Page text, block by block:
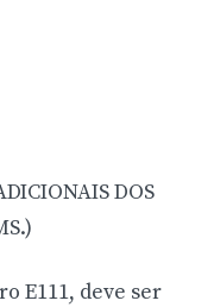
DOS
E111, deve ser